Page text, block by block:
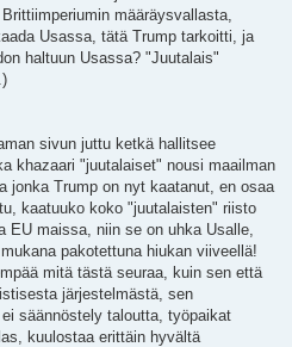
määräysvallasta,
Usassa, tätä Trump tarkoitti, ja
haltuun Usassa? "Juutalais"
sivun juttu ketkä hallitsee
khazaari "juutalaiset" nousi maailman
jonka Trump on nyt kaatanut, en osaa
kaatuuko koko "juutalaisten" riisto
EU maissa, niin se on uhka Usalle,
pakotettuna hiukan viiveellä!
mitä tästä seuraa, kuin sen että
järjestelmästä, sen
säännöstely taloutta, työpaikat
kuulostaa erittäin hyvältä